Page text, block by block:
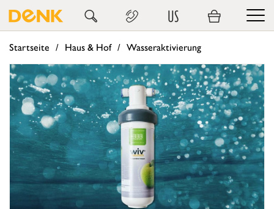
US
Startseite Haus & Hof Wasseraktivierung